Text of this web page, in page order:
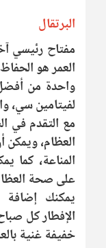
البرتقال
مفتاح رئيسي
العمر هو
واحدة من
لفيتامين سي،
مع التقدم في
العظام،
المناعة، كما
على صحة
يمكنك إضافة
الإفطار كل
خفيفة غنية